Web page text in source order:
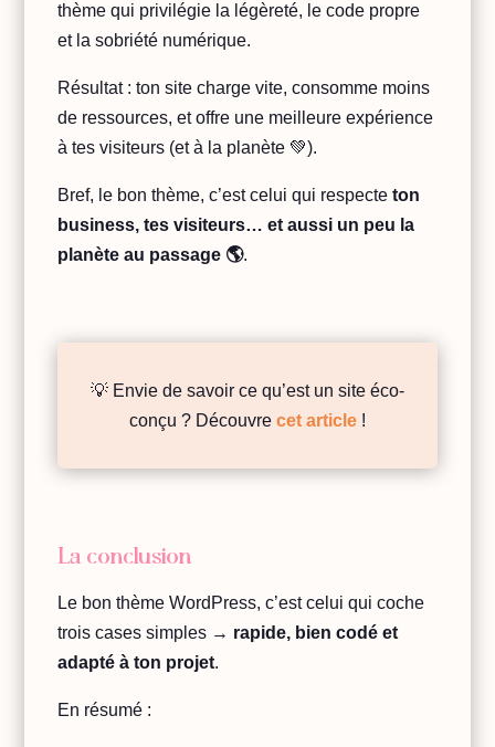
thème qui privilégie la légèreté, le code propre
et la sobriété numérique.
Résultat : ton site charge vite, consomme moins
de ressources, et offre une meilleure expérience
à tes visiteurs (et à la planète 💚).
Bref, le bon thème, c’est celui qui respecteton
business, tes visiteurs… et aussi un peu la
planète au passage 🌎.
💡 Envie de savoir ce qu’est un site éco-
conçu ? Découvre cet article !
La conclusion
Le bon thème WordPress, c’est celui qui coche
trois cases simples → rapide, bien codé et
adapté à ton projet.
En résumé :